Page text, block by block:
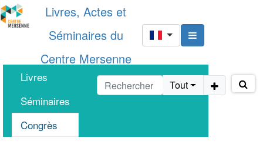
Livres, Actes et
Séminaires du
Centre Mersenne
Livres
Séminaires
Congrès
Tout